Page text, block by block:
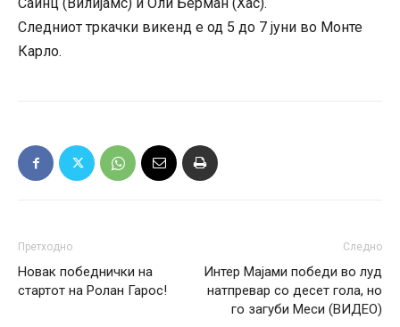
Следниот тркачки викенд е од 5 до 7 јуни во Монте
Карло.
Претходно
Новак победнички на
стартот на Ролан Гарос!
Следно
Интер Мајами победи во луд
натпревар со десет гола, но
го загуби Меси (ВИДЕО)